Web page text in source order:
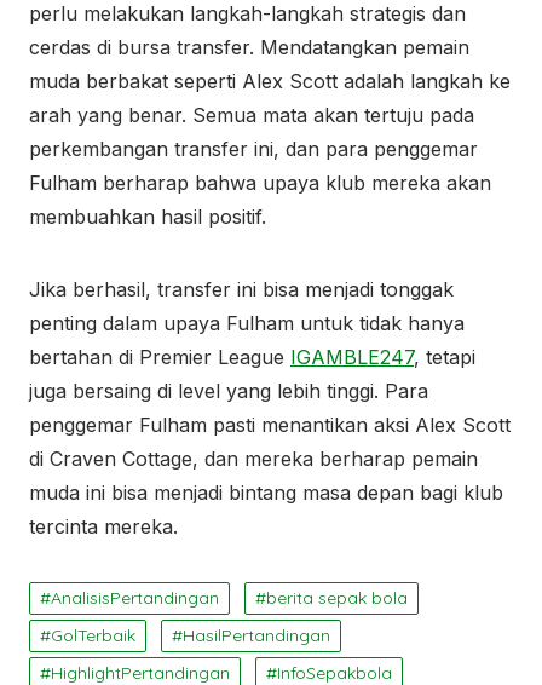
perlu melakukan langkah-langkah strategis dan
cerdas di bursa transfer. Mendatangkan pemain
muda berbakat seperti Alex Scott adalah langkah ke
arah yang benar. Semua mata akan tertuju pada
perkembangan transfer ini, dan para penggemar
Fulham berharap bahwa upaya klub mereka akan
membuahkan hasil positif.
Jika berhasil, transfer ini bisa menjadi tonggak
penting dalam upaya Fulham untuk tidak hanya
bertahan di Premier League IGAMBLE247, tetapi
juga bersaing di level yang lebih tinggi. Para
penggemar Fulham pasti menantikan aksi Alex Scott
di Craven Cottage, dan mereka berharap pemain
muda ini bisa menjadi bintang masa depan bagi klub
tercinta mereka.
AnalisisPertandingan
berita sepak bola
GolTerbaik
HasilPertandingan
HighlightPertandingan
InfoSepakbola